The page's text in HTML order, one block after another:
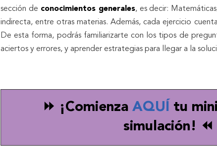
sección de conocimientos generales, es decir:
indirecta, entre otras materias. Además, cada ejercicio
De esta forma, podrás familiarizarte con los tipos de
aciertos y errores, y aprender estrategias para llegar a la
⏩ ¡Comienza AQUÍ tu
simulación! ⏪